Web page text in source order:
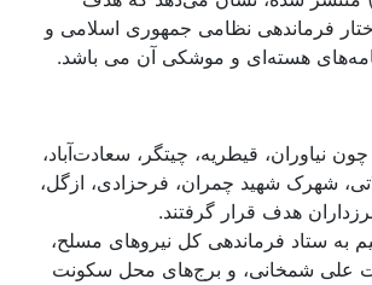
فرماندهی نظامی جمهوری اسلامی و
هسته‌ای و موشکی آن می باشد.
نیاوران، قیطریه، چیتگر، سعادت‌آباد،
شهرک شهید چمران، فرحزادی، ازگل،
هدف قرار گرفتند.
به ستاد فرماندهی کل نیروهای مسلح،
علی شمخانی، و برج‌های محل سکونت